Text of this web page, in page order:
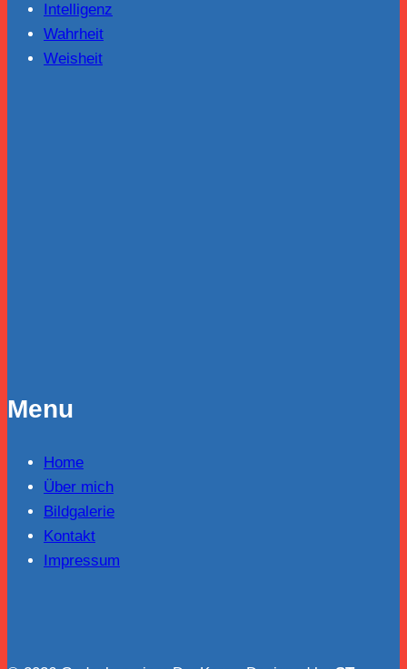
Intelligenz
Wahrheit
Weisheit
Menu
Home
Über mich
Bildgalerie
Kontakt
Impressum